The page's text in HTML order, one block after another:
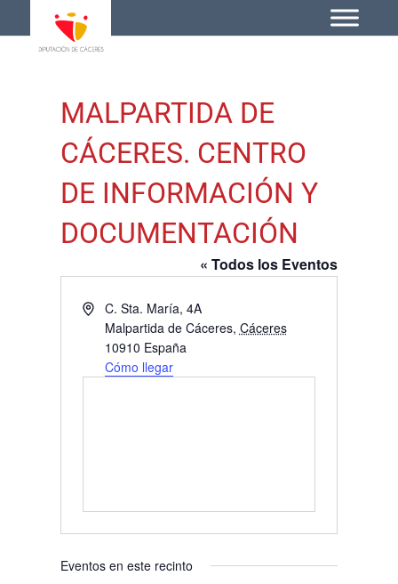
MALPARTIDA DE
CÁCERES. CENTRO
DE INFORMACIÓN Y
DOCUMENTACIÓN
« Todos los Eventos
Dirección
C. Sta. María, 4A
Malpartida de Cáceres, Cáceres
10910 España
Cómo llegar
Eventos en este recinto